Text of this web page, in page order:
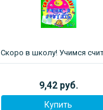
Скоро в школу! Учимся
9,42 руб.
Купить